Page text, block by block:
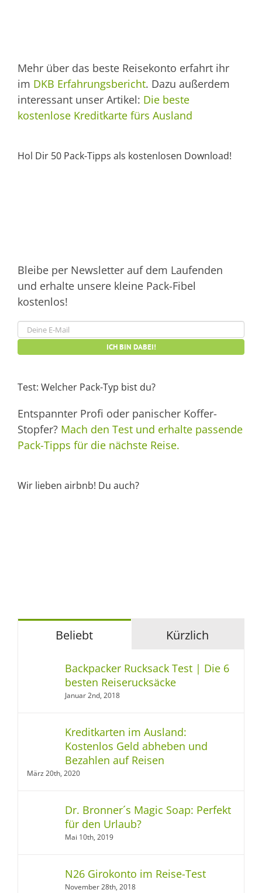
Mehr über das beste Reisekonto erfahrt ihr
im DKB Erfahrungsbericht. Dazu außerdem
interessant unser Artikel: Die beste
kostenlose Kreditkarte fürs Ausland
Hol Dir 50 Pack-Tipps als kostenlosen Download!
Bleibe per Newsletter auf dem Laufenden
und erhalte unsere kleine Pack-Fibel
kostenlos!
Test: Welcher Pack-Typ bist du?
Entspannter Profi oder panischer Koffer-
Stopfer? Mach den Test und erhalte passende
Pack-Tipps für die nächste Reise.
Wir lieben airbnb! Du auch?
Beliebt Kürzlich
Backpacker Rucksack Test | Die 6
besten Reiserucksäcke
Januar 2nd, 2018
Kreditkarten im Ausland:
Kostenlos Geld abheben und
Bezahlen auf Reisen
März 20th, 2020
Dr. Bronner´s Magic Soap: Perfekt
für den Urlaub?
Mai 10th, 2019
N26 Girokonto im Reise-Test
November 28th, 2018